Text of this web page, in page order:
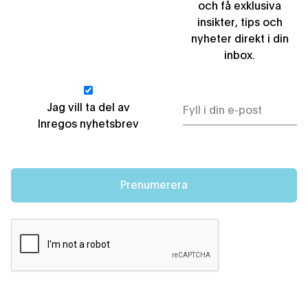
och få exklusiva
insikter, tips och
nyheter direkt i din
inbox.
Jag vill ta del av
Inregos nyhetsbrev
Prenumerera